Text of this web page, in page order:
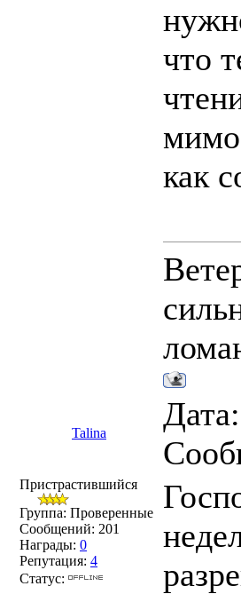
что
мимо
как
Talina
Пристрастившийся
Группа: Проверенные
Сообщений: 201
Награды: 0
Репутация: 4
Статус: